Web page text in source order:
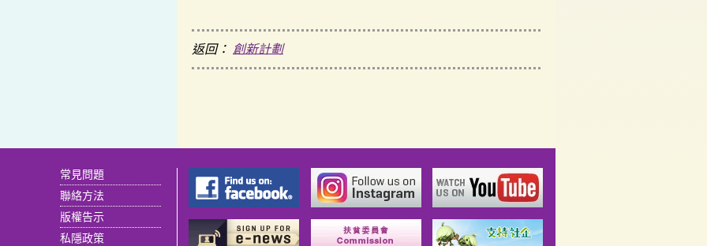
返回： 創新計劃
常見問題
聯絡方法
版權告示
私隱政策